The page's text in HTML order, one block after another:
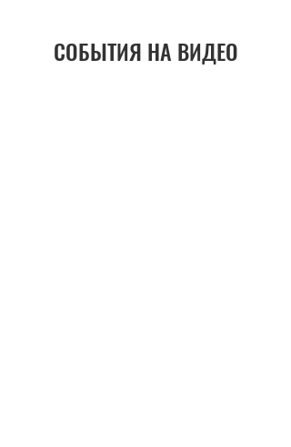
СОБЫТИЯ НА ВИДЕО